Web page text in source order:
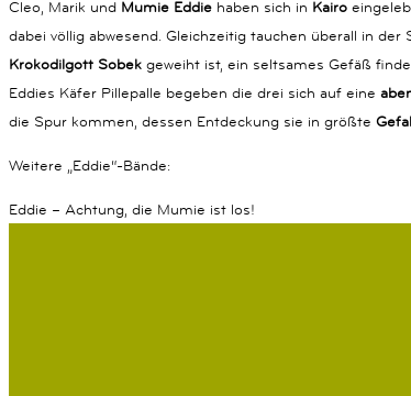
Cleo, Marik und Mumie Eddie haben sich in Kairo
dabei völlig abwesend. Gleichzeitig tauchen überall in
Krokodilgott Sobek geweiht ist, ein seltsames Gefäß
Eddies Käfer Pillepalle begeben die drei sich auf eine
die Spur kommen, dessen Entdeckung sie in größte
Weitere „Eddie“-Bände:
Eddie – Achtung, die Mumie ist los!